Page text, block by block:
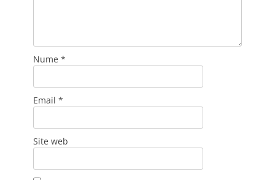
Nume *
Email *
Site web